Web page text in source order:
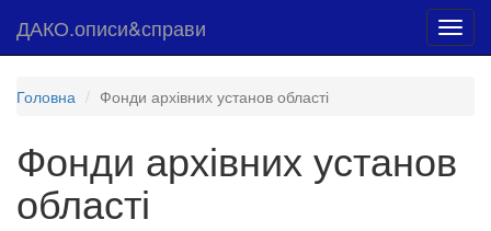
ДАКО.описи&справи
Головна Фонди архівних установ області
Фонди архівних установ
області